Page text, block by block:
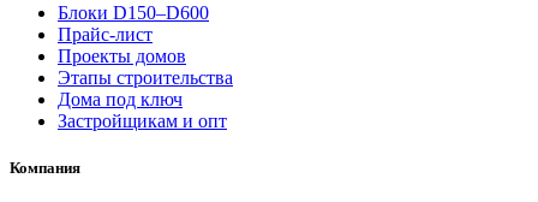
Блоки D150–D600
Прайс-лист
Проекты домов
Этапы строительства
Дома под ключ
Застройщикам и опт
Компания